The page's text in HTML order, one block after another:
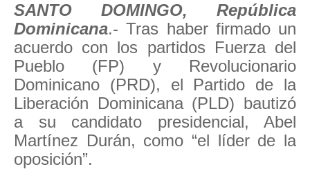
SANTO DOMINGO, República
Dominicana.- Tras haber firmado un
acuerdo con los partidos Fuerza del
Pueblo (FP) y Revolucionario
Dominicano (PRD), el Partido de la
Liberación Dominicana (PLD) bautizó
a su candidato presidencial, Abel
Martínez Durán, como “el líder de la
oposición”.